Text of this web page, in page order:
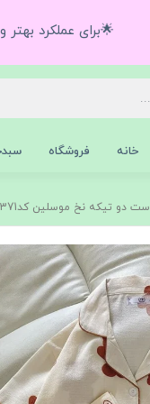
🌟برای عملکرد
خانه فروشگاه
ست دو تیکه نخ موسلین کد6371